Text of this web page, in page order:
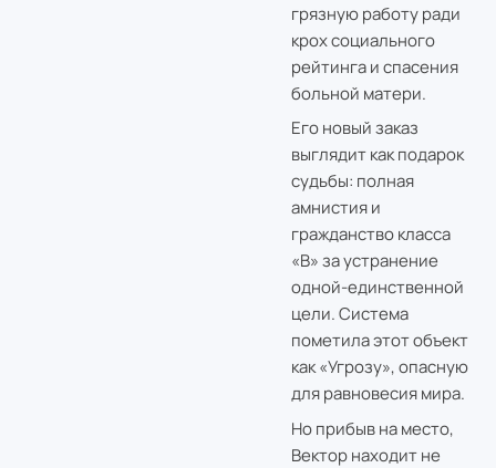
грязную работу ради
крох социального
рейтинга и спасения
больной матери.
Его новый заказ
выглядит как подарок
судьбы: полная
амнистия и
гражданство класса
«B» за устранение
одной-единственной
цели. Система
пометила этот объект
как «Угрозу», опасную
для равновесия мира.
Но прибыв на место,
Вектор находит не